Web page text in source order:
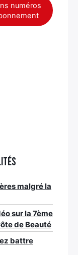
numéros
malgré la
sur la 7ème
de Beauté
battre